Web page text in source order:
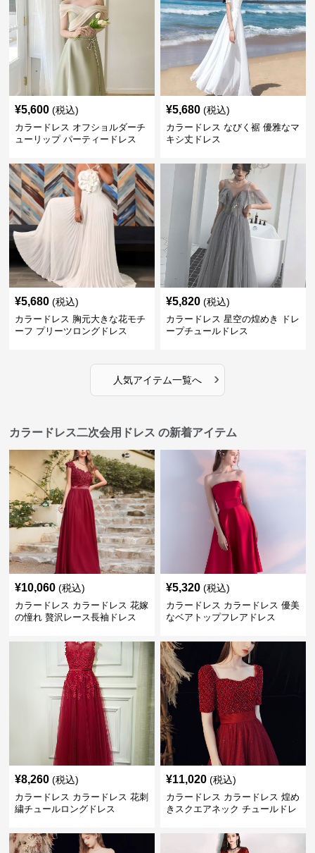
¥5,600 (税込)
カラードレス オフショルダーチ
ューリップ パーティードレス
¥5,680 (税込)
カラードレス なびく裾 優雅なマ
キシ丈ドレス
¥5,680 (税込)
カラードレス 胸元大きな花モチ
ーフ プリーツロングドレス
¥5,820 (税込)
カラードレス 星空の煌めき ドレ
ープチュールドレス
人気アイテム一覧へ ›
カラードレス二次会用ドレス の新着アイテム
¥10,060 (税込)
カラードレス カラードレス 花嫁
の憧れ 贅沢レース長袖ドレス
¥5,320 (税込)
カラードレス カラードレス 優美
なベアトップフレアドレス
¥8,260 (税込)
カラードレス カラードレス 花刺
繍チュールロングドレス
¥11,020 (税込)
カラードレス カラードレス 煌め
きスクエアネック チュールドレ